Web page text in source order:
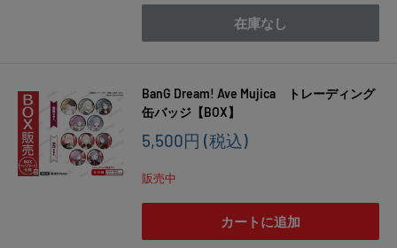
在庫なし
BanG Dream! Ave Mujica トレーディング
缶バッジ【BOX】
販
価
格
5,500円 (税込)
販売中
カートに追加